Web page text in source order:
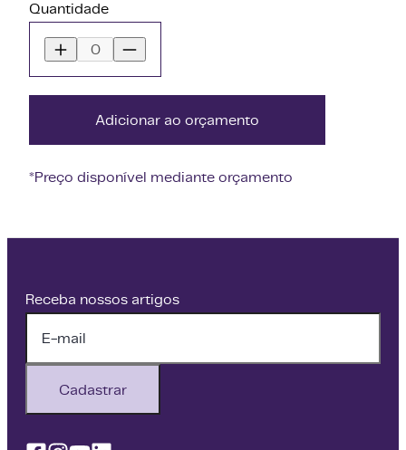
Quantidade
Adicionar ao orçamento
*Preço disponível mediante orçamento
Receba nossos artigos
Cadastrar